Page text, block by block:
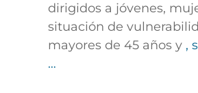
dirigidos a jóvenes,
situación de
mayores de 45 años y ,
…